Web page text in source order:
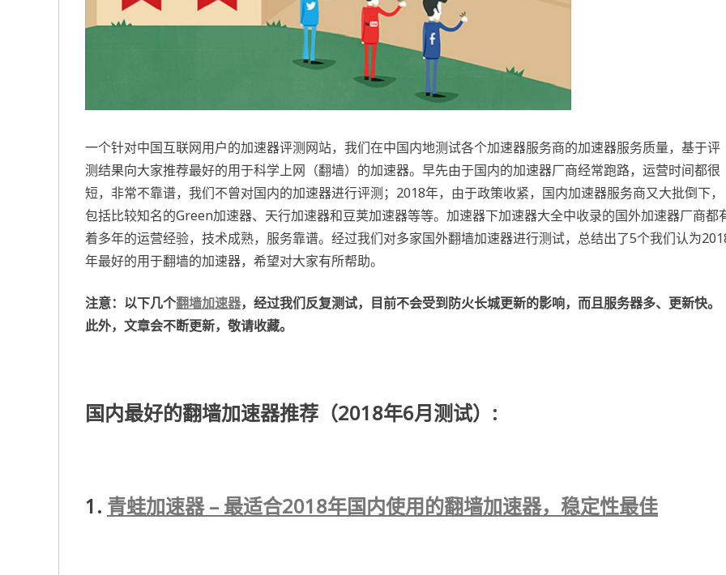
一个针对中国互联网用户的加速器评测网站，我们在中国内地测试各个加速器服务商的加速器服务质量，基于评
测结果向大家推荐最好的用于科学上网（翻墙）的加速器。早先由于国内的加速器厂商经常跑路，运营时间都很
短，非常不靠谱，我们不曾对国内的加速器进行评测；2018年，由于政策收紧，国内加速器服务商又大批倒下，
包括比较知名的Green加速器、天行加速器和豆荚加速器等等。加速器下加速器大全中收录的国外加速器厂商都
着多年的运营经验，技术成熟，服务靠谱。经过我们对多家国外翻墙加速器进行测试，总结出了5个我们认为
年最好的用于翻墙的加速器，希望对大家有所帮助。
注意：以下几个翻墙加速器，经过我们反复测试，目前不会受到防火长城更新的影响，而且服务器多、更新快。
此外，文章会不断更新，敬请收藏。
国内最好的翻墙加速器推荐（2018年6月测试）:
1. 青蛙加速器 – 最适合2018年国内使用的翻墙加速器，稳定性最佳